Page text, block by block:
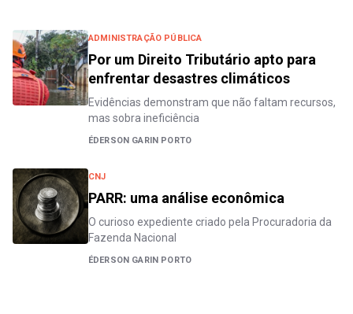
ADMINISTRAÇÃO PÚBLICA
Por um Direito Tributário apto para
enfrentar desastres climáticos
Evidências demonstram que não faltam recursos,
mas sobra ineficiência
ÉDERSON GARIN PORTO
CNJ
PARR: uma análise econômica
O curioso expediente criado pela Procuradoria da
Fazenda Nacional
ÉDERSON GARIN PORTO